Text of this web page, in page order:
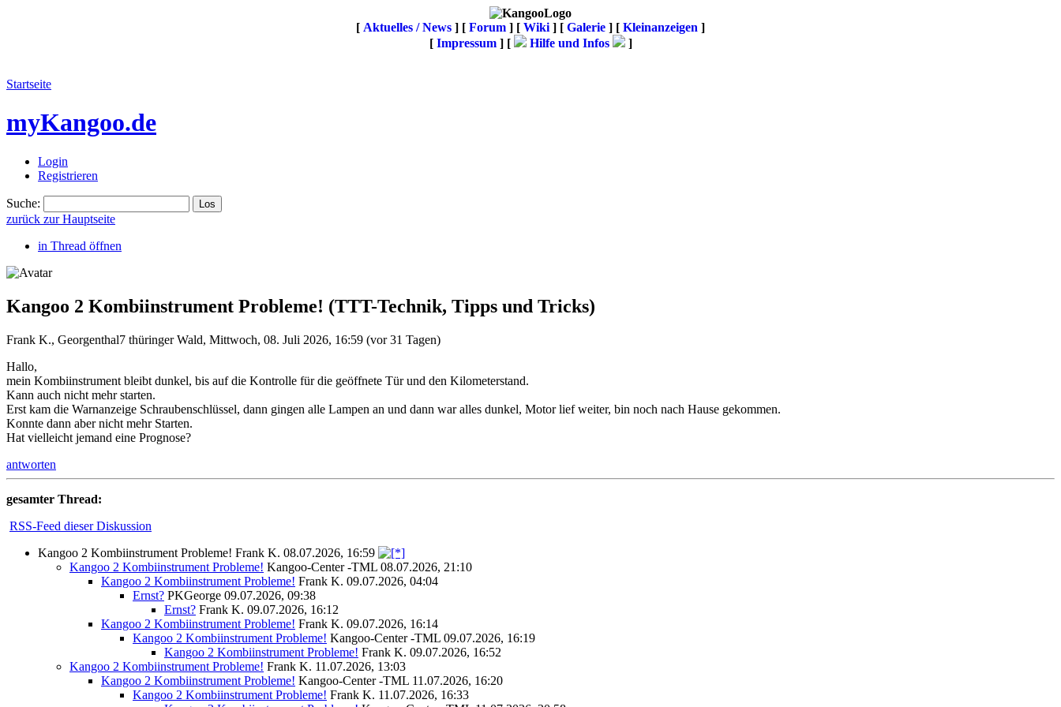
[ Aktuelles / News ] [ Forum ] [ Wiki ] [ Galerie ] [ Kleinanzeigen ]
[ Impressum] [ Hilfe und Infos ]
Startseite
myKangoo.de
Login
Registrieren
Suche:
zurück zur Hauptseite
in Thread öffnen
Kangoo 2 Kombiinstrument Probleme! (TTT-Technik, Tipps und Tricks)
Frank K., Georgenthal7 thüringer Wald, Mittwoch, 08. Juli 2026, 16:59 (vor 31 Tagen)
Hallo,
mein Kombiinstrument bleibt dunkel, bis auf die Kontrolle für die geöffnete Tür und den Kilometerstand.
Kann auch nicht mehr starten.
Erst kam die Warnanzeige Schraubenschlüssel, dann gingen alle Lampen an und dann war alles dunkel, Motor lief weiter, bin noch nach Hause gekommen.
Konnte dann aber nicht mehr Starten.
Hat vielleicht jemand eine Prognose?
antworten
gesamter Thread:
RSS-Feed dieser Diskussion
Kangoo 2 Kombiinstrument Probleme! Frank K. 08.07.2026, 16:59
Kangoo 2 Kombiinstrument Probleme! Kangoo-Center -TML 08.07.2026, 21:10
Kangoo 2 Kombiinstrument Probleme! Frank K. 09.07.2026, 04:04
Ernst? PKGeorge 09.07.2026, 09:38
Ernst? Frank K. 09.07.2026, 16:12
Kangoo 2 Kombiinstrument Probleme! Frank K. 09.07.2026, 16:14
Kangoo 2 Kombiinstrument Probleme! Kangoo-Center -TML 09.07.2026, 16:19
Kangoo 2 Kombiinstrument Probleme! Frank K. 09.07.2026, 16:52
Kangoo 2 Kombiinstrument Probleme! Frank K. 11.07.2026, 13:03
Kangoo 2 Kombiinstrument Probleme! Kangoo-Center -TML 11.07.2026, 16:20
Kangoo 2 Kombiinstrument Probleme! Frank K. 11.07.2026, 16:33